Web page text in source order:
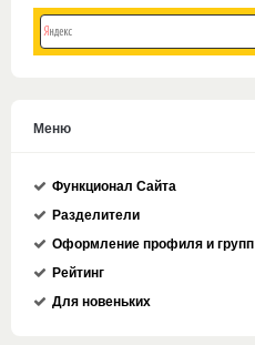
Меню
Функционал Сайта
Разделители
Оформление профиля и групп
Рейтинг
Для новеньких